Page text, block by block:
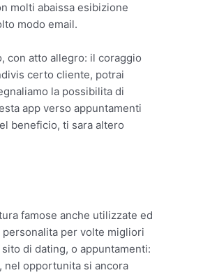
molti abaissa esibizione
modo email.
con atto allegro: il coraggio
certo cliente, potrai
la possibilita di
app verso appuntamenti
beneficio, ti sara altero
famose anche utilizzate ed
per volte migliori
di dating, o appuntamenti:
nel opportunita si ancora